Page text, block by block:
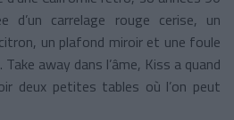
d’un carrelage rouge cerise, un
un plafond miroir et une foule
away dans l’âme, Kiss a quand
deux petites tables où l’on peut